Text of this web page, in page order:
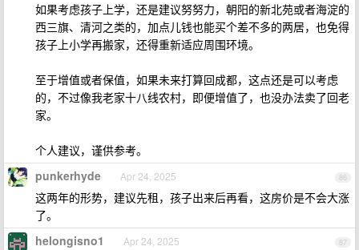
如果考虑孩子上学，还是建议努努力，朝阳的新北苑或者海淀的
西三旗、清河之类的，加点儿钱也能买个差不多的两居，也免得
孩子上小学再搬家，还得重新适应周围环境。
至于增值或者保值，如果未来打算回成都，这点还是可以考虑
的，不过像我老家十八线农村，即便增值了，也没办法卖了回老
家。
个人建议，谨供参考。
86
punkerhyde Apr 24, 2025
这两年的形势，建议先租，孩子出来后再看，这房价是不会大涨
了。
87
helongisno1 Apr 24, 2025